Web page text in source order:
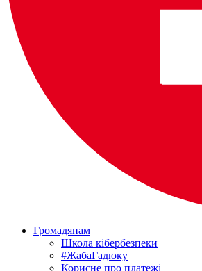
Громадянам
Школа кібербезпеки
#ЖабаГадюку
Корисне про платежі